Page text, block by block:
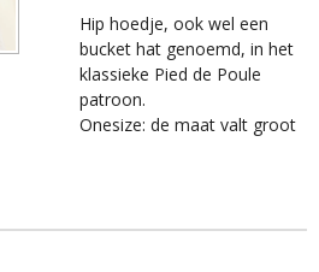
Hip hoedje, ook wel een
bucket hat genoemd, in het
klassieke Pied de Poule
patroon.
Onesize: de maat valt groot